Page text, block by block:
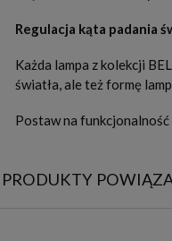
Regulacja kąta padania
Każda lampa z kolekcji
światła, ale też formę
Postaw na
PRODUKTY